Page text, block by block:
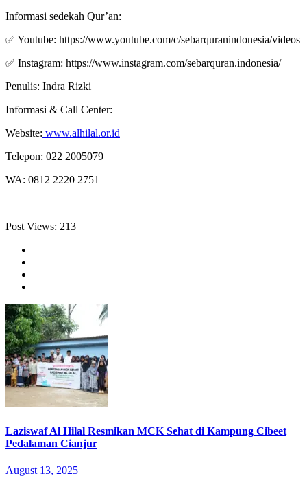
Informasi sedekah Qur’an:
✅ Youtube: https://www.youtube.com/c/sebarquranindonesia/videos
✅ Instagram: https://www.instagram.com/sebarquran.indonesia/
Penulis: Indra Rizki
Informasi & Call Center:
Website: www.alhilal.or.id
Telepon: 022 2005079
WA: 0812 2220 2751
Post Views: 213
Laziswaf Al Hilal Resmikan MCK Sehat di Kampung Cibeet
Pedalaman Cianjur
August 13, 2025